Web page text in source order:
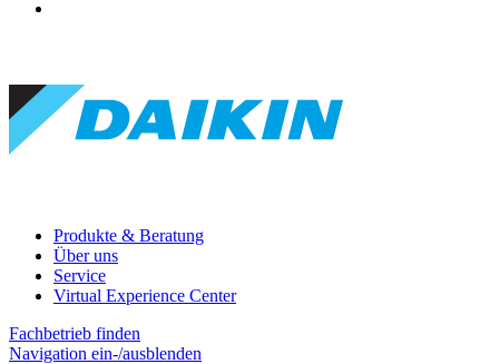
Produkte & Beratung
Über uns
Service
Virtual Experience Center
Fachbetrieb finden
Navigation ein-/ausblenden